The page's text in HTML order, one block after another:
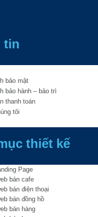
tin
bảo mật
bảo hành – bảo trì
thanh toán
tôi
thiết kế
Page
bán cafe
bán điện thoại
bán đồng hồ
bán hàng